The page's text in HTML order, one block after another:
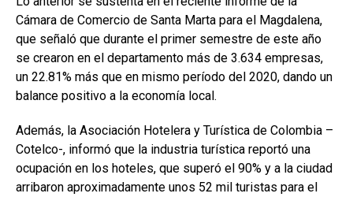
Cámara de Comercio de Santa Marta para el Magdalena,
que señaló que durante el primer semestre de este año
se crearon en el departamento más de 3.634 empresas,
un 22.81% más que en mismo período del 2020, dando un
balance positivo a la economía local.
Además, la Asociación Hotelera y Turística de Colombia –
Cotelco-, informó que la industria turística reportó una
ocupación en los hoteles, que superó el 90% y a la ciudad
arribaron aproximadamente unos 52 mil turistas para el